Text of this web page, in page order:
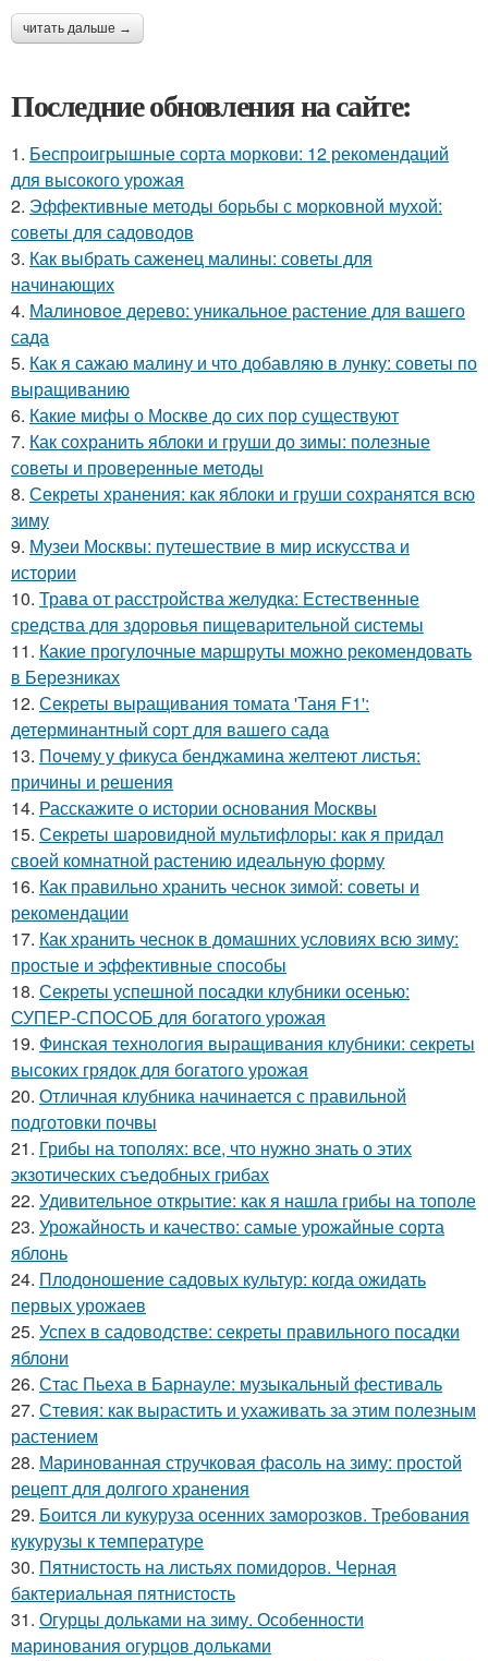
читать дальше →
Последние обновления на сайте:
1. Беспроигрышные сорта моркови: 12 рекомендаций
для высокого урожая
2. Эффективные методы борьбы с морковной мухой:
советы для садоводов
3. Как выбрать саженец малины: советы для
начинающих
4. Малиновое дерево: уникальное растение для вашего
сада
5. Как я сажаю малину и что добавляю в лунку: советы по
выращиванию
6. Какие мифы о Москве до сих пор существуют
7. Как сохранить яблоки и груши до зимы: полезные
советы и проверенные методы
8. Секреты хранения: как яблоки и груши сохранятся всю
зиму
9. Музеи Москвы: путешествие в мир искусства и
истории
10. Трава от расстройства желудка: Естественные
средства для здоровья пищеварительной системы
11. Какие прогулочные маршруты можно рекомендовать
в Березниках
12. Секреты выращивания томата 'Таня F1':
детерминантный сорт для вашего сада
13. Почему у фикуса бенджамина желтеют листья:
причины и решения
14. Расскажите о истории основания Москвы
15. Секреты шаровидной мультифлоры: как я придал
своей комнатной растению идеальную форму
16. Как правильно хранить чеснок зимой: советы и
рекомендации
17. Как хранить чеснок в домашних условиях всю зиму:
простые и эффективные способы
18. Секреты успешной посадки клубники осенью:
СУПЕР-СПОСОБ для богатого урожая
19. Финская технология выращивания клубники: секреты
высоких грядок для богатого урожая
20. Отличная клубника начинается с правильной
подготовки почвы
21. Грибы на тополях: все, что нужно знать о этих
экзотических съедобных грибах
22. Удивительное открытие: как я нашла грибы на тополе
23. Урожайность и качество: самые урожайные сорта
яблонь
24. Плодоношение садовых культур: когда ожидать
первых урожаев
25. Успех в садоводстве: секреты правильного посадки
яблони
26. Стас Пьеха в Барнауле: музыкальный фестиваль
27. Стевия: как вырастить и ухаживать за этим полезным
растением
28. Маринованная стручковая фасоль на зиму: простой
рецепт для долгого хранения
29. Боится ли кукуруза осенних заморозков. Требования
кукурузы к температуре
30. Пятнистость на листьях помидоров. Черная
бактериальная пятнистость
31. Огурцы дольками на зиму. Особенности
маринования огурцов дольками